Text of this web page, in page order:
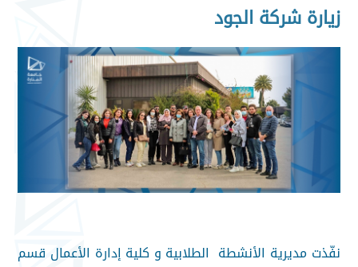
زيارة شركة الجود
نفّذت مديرية الأنشطة الطلابية و كلية إدارة الأعمال قسم